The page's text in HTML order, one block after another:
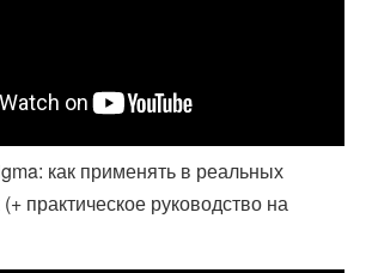
как применять в реальных
практическое руководство на